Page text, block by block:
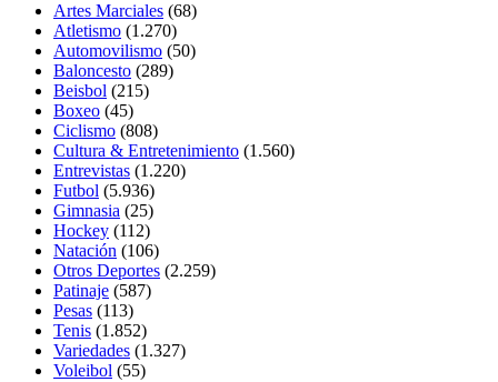
Artes Marciales (68)
Atletismo (1.270)
Automovilismo (50)
Baloncesto (289)
Beisbol (215)
Boxeo (45)
Ciclismo (808)
Cultura & Entretenimiento (1.560)
Entrevistas (1.220)
Futbol (5.936)
Gimnasia (25)
Hockey (112)
Natación (106)
Otros Deportes (2.259)
Patinaje (587)
Pesas (113)
Tenis (1.852)
Variedades (1.327)
Voleibol (55)